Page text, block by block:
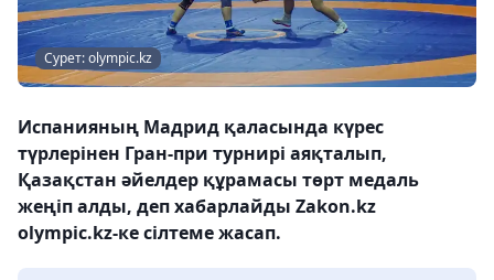
Сурет: olympic.kz
Испанияның Мадрид қаласында күрес
түрлерінен Гран-при турнирі аяқталып,
Қазақстан әйелдер құрамасы төрт медаль
жеңіп алды, деп хабарлайды Zakon.kz
olympic.kz-ке сілтеме жасап.